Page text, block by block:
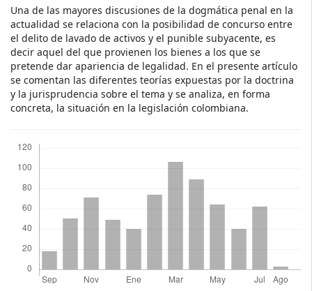
Una de las mayores discusiones de la dogmática penal en la
actualidad se relaciona con la posibilidad de concurso entre
el delito de lavado de activos y el punible subyacente, es
decir aquel del que provienen los bienes a los que se
pretende dar apariencia de legalidad. En el presente artículo
se comentan las diferentes teorías expuestas por la doctrina
y la jurisprudencia sobre el tema y se analiza, en forma
concreta, la situación en la legislación colombiana.